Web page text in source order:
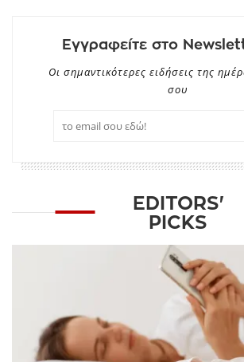
Εγγραφείτε στο
Οι σημαντικότερες ειδήσεις της
σου
EDITORS'
PICKS